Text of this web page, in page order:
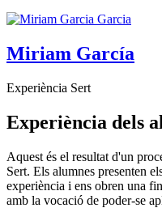
Miriam García
Experiència Sert
Experiència dels
Aquest és el resultat d'un
Sert. Els alumnes presenten
experiència i ens obren una
amb la vocació de poder-se